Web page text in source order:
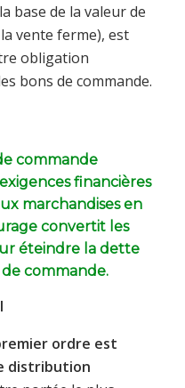
base de la valeur de
vente ferme), est
obligation
bons de commande.
commande
financières
marchandises en
convertit les
éteindre la dette
commande.
ordre est
distribution